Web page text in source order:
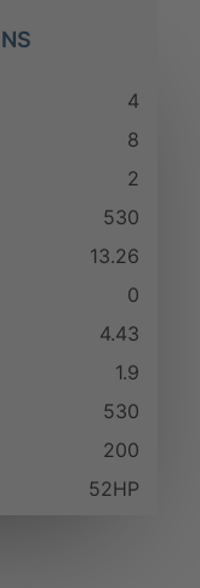
4
8
2
530
13.26
0
4.43
1.9
530
200
52HP